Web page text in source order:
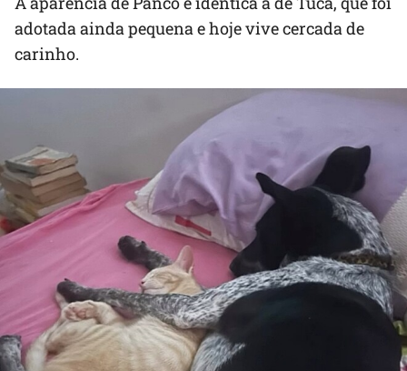
adotada ainda pequena e hoje vive cercada de
carinho.